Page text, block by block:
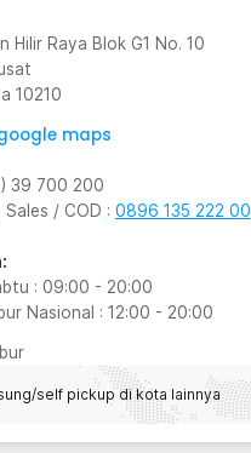
Hilir Raya Blok G1 No. 10
10210
maps
39 700 200
/ COD : 0896 135 222 00
: 09:00 - 20:00
Nasional : 12:00 - 20:00
self pickup di kota lainnya